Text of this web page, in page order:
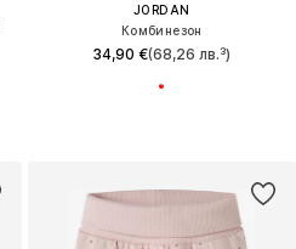
JORDAN
Комбинезон
34,90 €(68,26 лв.³)